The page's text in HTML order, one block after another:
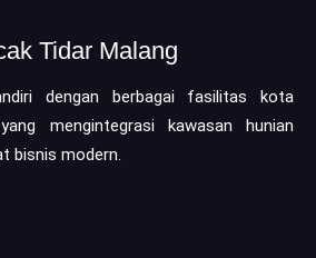
Tidar Malang
dengan berbagai fasilitas kota
mengintegrasi kawasan hunian
bisnis modern.